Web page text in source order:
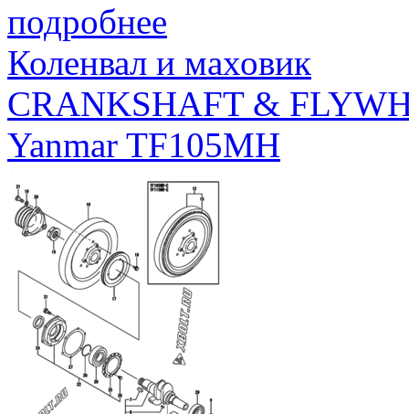
подробнее
Коленвал и маховик
CRANKSHAFT &
Yanmar TF105MH